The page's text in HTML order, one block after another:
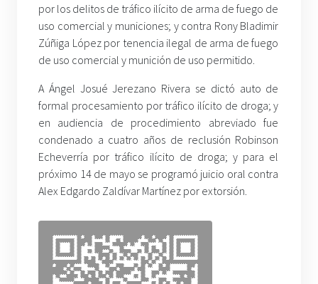
por los delitos de tráfico ilícito de arma de fuego de
uso comercial y municiones; y contra Rony Bladimir
Zúñiga López por tenencia ilegal de arma de fuego
de uso comercial y munición de uso permitido.
A Ángel Josué Jerezano Rivera se dictó auto de
formal procesamiento por tráfico ilícito de droga; y
en audiencia de procedimiento abreviado fue
condenado a cuatro años de reclusión Robinson
Echeverría por tráfico ilícito de droga; y para el
próximo 14 de mayo se programó juicio oral contra
Alex Edgardo Zaldívar Martínez por extorsión.